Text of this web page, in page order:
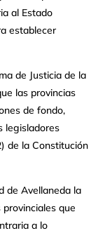
al Estado
establecer
de Justicia de la
las provincias
de fondo,
legisladores
de la Constitución
de Avellaneda la
que
a lo